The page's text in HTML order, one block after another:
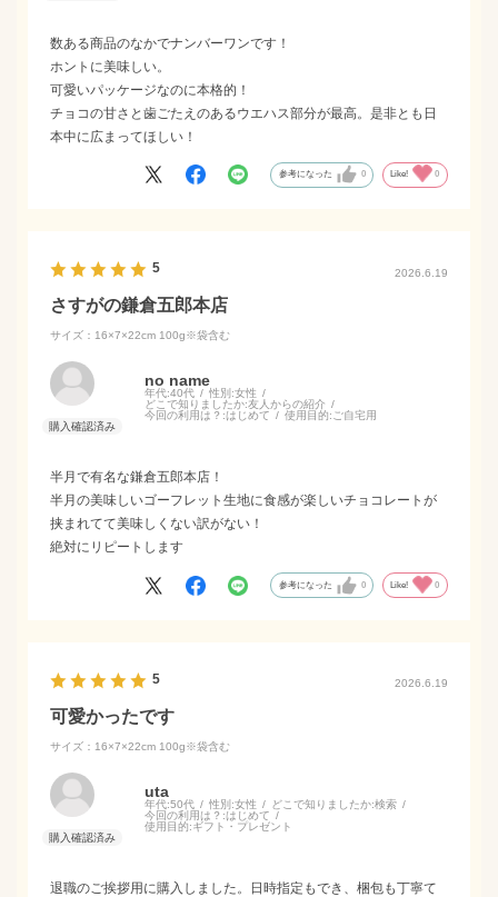
数ある商品のなかでナンバーワンです！
ホントに美味しい。
可愛いパッケージなのに本格的！
チョコの甘さと歯ごたえのあるウエハス部分が最高。是非とも日
本中に広まってほしい！
参考になった 0 Like! 0
5 2026.6.19
さすがの鎌倉五郎本店
サイズ：16×7×22cm 100g※袋含む
no name
年代:40代 性別:女性
どこで知りましたか:友人からの紹介
今回の利用は？:はじめて 使用目的:ご自宅用
半月で有名な鎌倉五郎本店！
半月の美味しいゴーフレット生地に食感が楽しいチョコレートが
挟まれてて美味しくない訳がない！
絶対にリピートします
参考になった 0 Like! 0
5 2026.6.19
可愛かったです
サイズ：16×7×22cm 100g※袋含む
uta
年代:50代 性別:女性 どこで知りましたか:検索
今回の利用は？:はじめて
使用目的:ギフト・プレゼント
退職のご挨拶用に購入しました。日時指定もでき、梱包も丁寧て